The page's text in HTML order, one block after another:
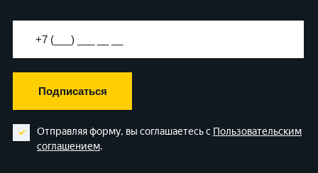
Подписаться
Отправляя форму, вы соглашаетесь с Пользовательским
соглашением.